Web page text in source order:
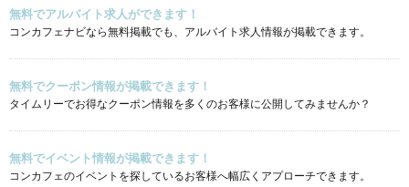
無料でアルバイト求人ができます！
コンカフェナビなら無料掲載でも、アルバイト求人情報が掲載できます。
無料でクーポン情報が掲載できます！
タイムリーでお得なクーポン情報を多くのお客様に公開してみませんか？
無料でイベント情報が掲載できます！
コンカフェのイベントを探しているお客様へ幅広くアプローチできます。